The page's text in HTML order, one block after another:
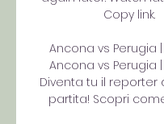
Copy link.
Ancona vs Perugia
Ancona vs Perugia
Diventa tu il reporter
partita! Scopri